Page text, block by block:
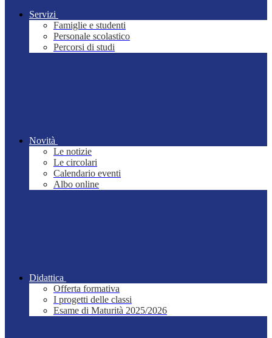
Servizi
Famiglie e studenti
Personale scolastico
Percorsi di studi
Novità
Le notizie
Le circolari
Calendario eventi
Albo online
Didattica
Offerta formativa
I progetti delle classi
Esame di Maturità 2025/2026